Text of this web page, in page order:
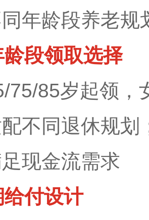
年龄段养老规
段领取选择
75/85岁起领，
不同退休规划
现金流需求
付设计